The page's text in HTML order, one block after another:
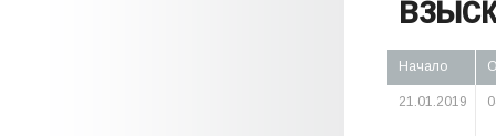
Начало
21.01.2019